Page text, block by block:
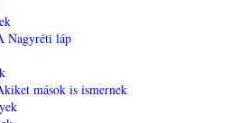
Nagyréti láp
mások is ismernek